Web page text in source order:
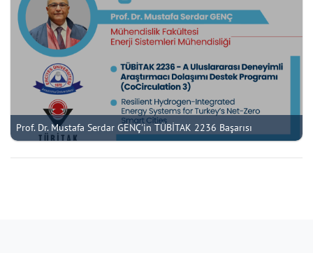
Prof. Dr. Mustafa Serdar GENÇ'in TÜBİTAK 2236 Başarısı